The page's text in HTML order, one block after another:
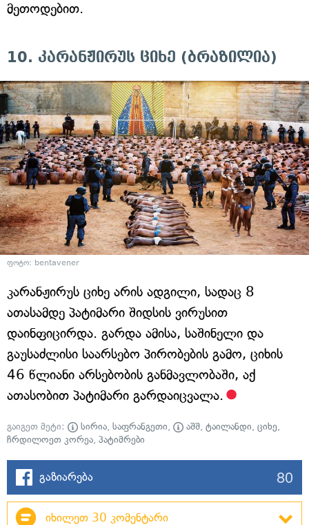
მეთოდებით.
10. კარანჟირუს ციხე (ბრაზილია)
ფოტო: bentavener
კარანჟირუს ციხე არის ადგილი, სადაც 8
ათასამდე პატიმარი შიდსის ვირუსით
დაინფიცირდა. გარდა ამისა, საშინელი და
გაუსაძლისი საარსებო პირობების გამო, ციხის
46 წლიანი არსებობის განმავლობაში, აქ
ათასობით პატიმარი გარდაიცვალა.
გაიგეთ მეტი: სირია, საფრანგეთი, აშშ, ტაილანდი, ციხე,
ჩრდილოეთ კორეა, პატიმრები
გაზიარება 80
იხილეთ 30 კომენტარი